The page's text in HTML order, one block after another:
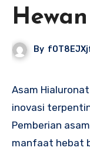
By
Asam Hialuronat sudah menjadi salah sebuah
inovasi
Pemberian
manfaat hebat